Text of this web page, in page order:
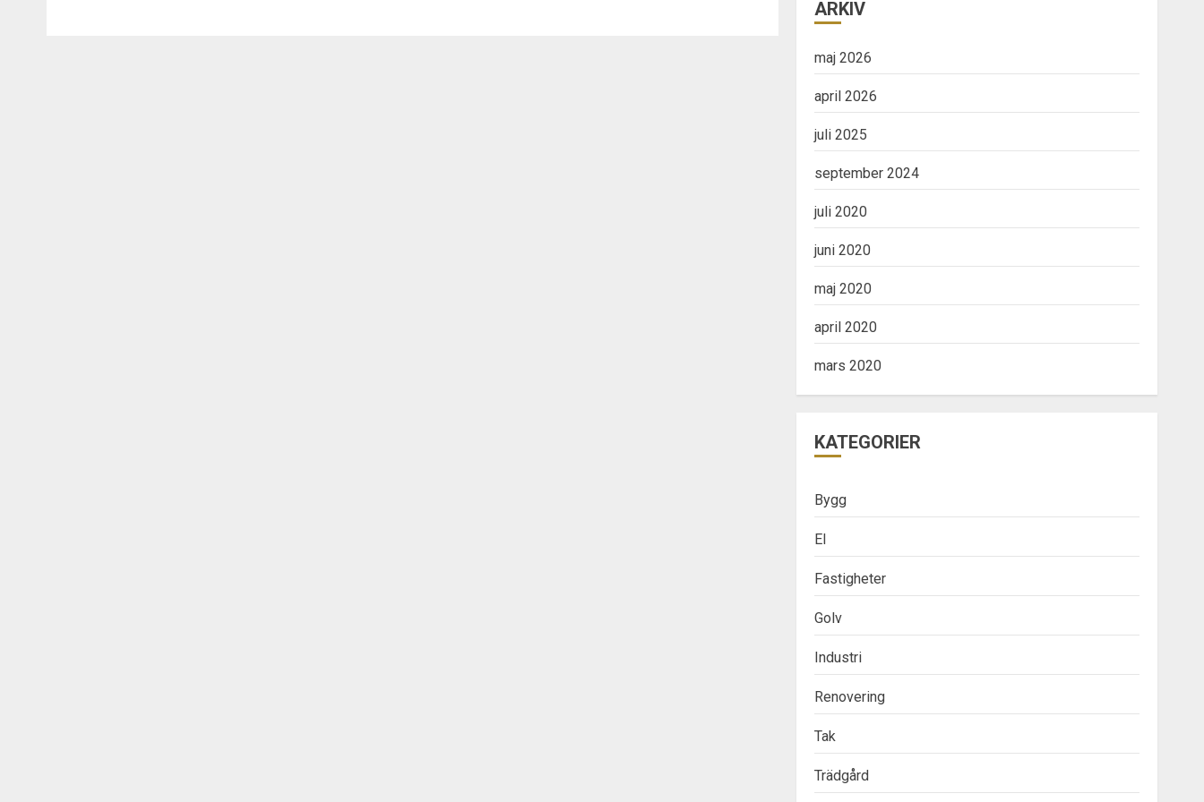
ARKIV
maj 2026
april 2026
juli 2025
september 2024
juli 2020
juni 2020
maj 2020
april 2020
mars 2020
KATEGORIER
Bygg
El
Fastigheter
Golv
Industri
Renovering
Tak
Trädgård